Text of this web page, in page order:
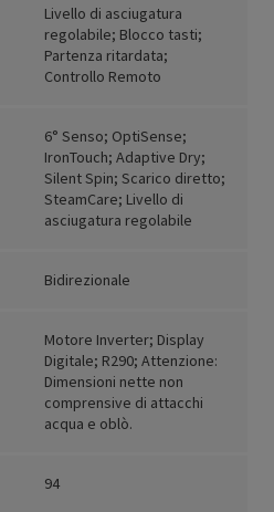
Livello di asciugatura
regolabile; Blocco tasti;
Partenza ritardata;
Controllo Remoto
6° Senso; OptiSense;
IronTouch; Adaptive Dry;
Silent Spin; Scarico diretto;
SteamCare; Livello di
asciugatura regolabile
Bidirezionale
Motore Inverter; Display
Digitale; R290; Attenzione:
Dimensioni nette non
comprensive di attacchi
acqua e oblò.
94